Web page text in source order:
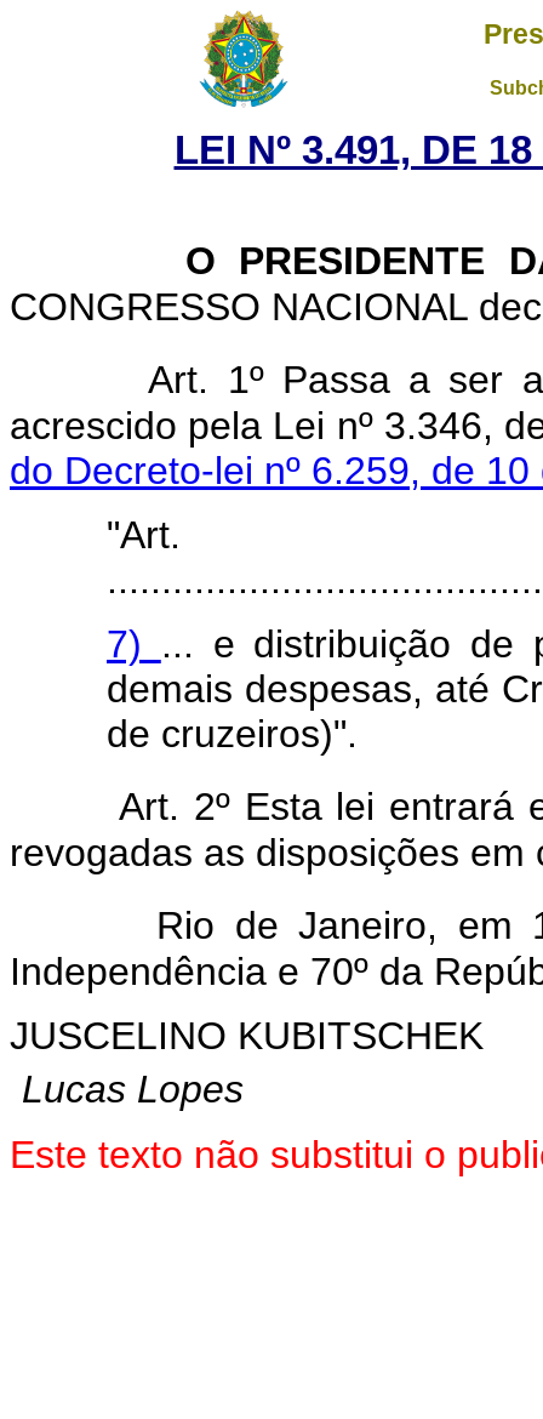
LEI Nº 3.491, DE
O PRESIDENTE
CONGRESSO NACIONAL
Art. 1º Passa a ser
acrescido pela Lei nº 3.346,
do Decreto-lei nº 6.259, de
7) ... e distribuição de
demais despesas, até
de cruzeiros)".
Art. 2º Esta lei entrará
revogadas as disposições em
Rio de Janeiro, em
Independência e 70º da
JUSCELINO KUBITSCHEK
Lucas Lopes
Este texto não substitui o